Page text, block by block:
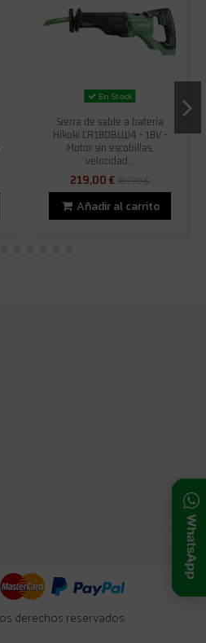
En Stock
Sierra de sable a batería
Hikoki CR18DBLW4 - 18V -
Motor sin escobillas,
velocidad...
219,00 €387,20 €
Añadir al carrito
derechos reservados.